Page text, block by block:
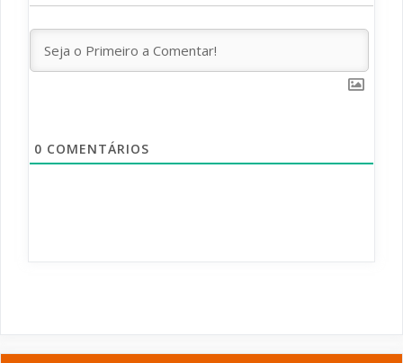
0 COMENTÁRIOS